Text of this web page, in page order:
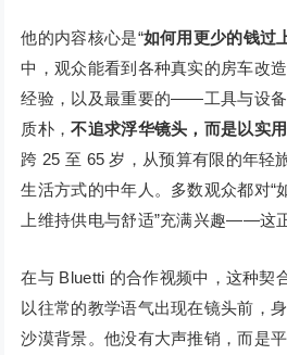
他的内容核心是“如何用更少的钱过
中，观众能看到各种真实的房车改
经验，以及最重要的——工具与设
质朴，不追求浮华镜头，而是以实
跨 25 至 65 岁，从预算有限的年轻
生活方式的中年人。多数观众都对“
上维持供电与舒适”充满兴趣——这
在与 Bluetti 的合作视频中，这种契
以往常的教学语气出现在镜头前，
沙漠背景。他没有大声推销，而是